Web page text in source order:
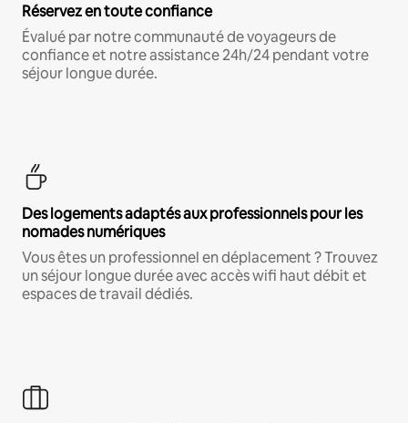
Réservez en toute confiance
Évalué par notre communauté de voyageurs de
confiance et notre assistance 24h/24 pendant votre
séjour longue durée.
Des logements adaptés aux professionnels pour les
nomades numériques
Vous êtes un professionnel en déplacement ? Trouvez
un séjour longue durée avec accès wifi haut débit et
espaces de travail dédiés.